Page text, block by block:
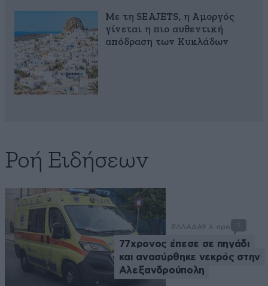
Με τη SEAJETS, η Αμοργός
γίνεται η πιο αυθεντική
απόδραση των Κυκλάδων
Ροή Ειδήσεων
ΕΛΛΑΔΑ9 λ. πριν 1
77χρονος έπεσε σε πηγάδι
και ανασύρθηκε νεκρός στην
Αλεξανδρούπολη